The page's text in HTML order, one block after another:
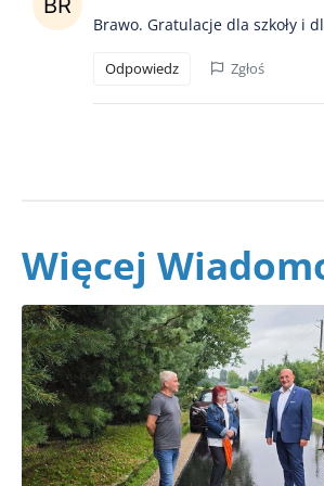
Brawo. Gratulacje dla szkoły i
Odpowiedz Zgłoś
Więcej